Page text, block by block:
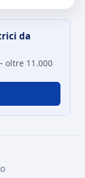
da
oltre 11.000